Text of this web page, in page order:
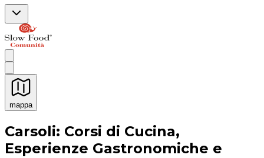
mappa
Esperienze culinarie indimenticabili: Esperienze
Carsoli: Corsi di Cucina,
Esperienze Gastronomiche e